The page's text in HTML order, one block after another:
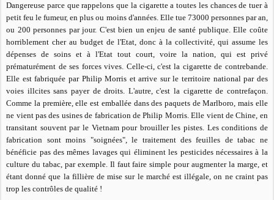
Dangereuse parce que rappelons que la cigarette a toutes les chances de tuer à
petit feu le fumeur, en plus ou moins d'années. Elle tue 73000 personnes par an,
ou 200 personnes par jour. C'est bien un enjeu de santé publique. Elle coûte
horriblement cher au budget de l'Etat, donc à la collectivité, qui assume les
dépenses de soins et à l'Etat tout court, voire la nation, qui est privé
prématurément de ses forces vives. Celle-ci, c'est la cigarette de contrebande.
Elle est fabriquée par Philip Morris et arrive sur le territoire national par des
voies illcites sans payer de droits. L'autre, c'est la cigarette de contrefaçon.
Comme la première, elle est emballée dans des paquets de Marlboro, mais elle
ne vient pas des usines de fabrication de Philip Morris. Elle vient de Chine, en
transitant souvent par le Vietnam pour brouiller les pistes. Les conditions de
fabrication sont moins "soignées", le traitement des feuilles de tabac ne
bénéficie pas des mêmes lavages qui éliminent les pesticides nécessaires à la
culture du tabac, par exemple. Il faut faire simple pour augmenter la marge, et
étant donné que la fillière de mise sur le marché est illégale, on ne craint pas
trop les contrôles de qualité !